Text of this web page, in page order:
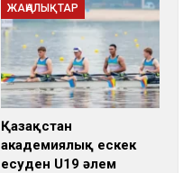
ЖАҢАЛЫҚТАР
Қазақстан
академиялық ескек
есуден U19 әлем